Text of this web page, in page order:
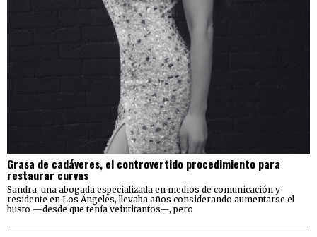
Grasa de cadáveres, el controvertido procedimiento para
restaurar curvas
Sandra, una abogada especializada en medios de comunicación y
residente en Los Ángeles, llevaba años considerando aumentarse el
busto —desde que tenía veintitantos—, pero